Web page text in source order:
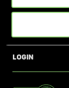
News
Login